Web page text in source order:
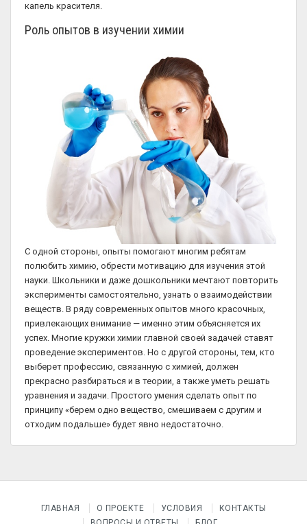
капель красителя.
Роль опытов в изучении химии
С одной стороны, опыты помогают многим ребятам
полюбить химию, обрести мотивацию для изучения этой
науки. Школьники и даже дошкольники мечтают повторить
эксперименты самостоятельно, узнать о взаимодействии
веществ. В ряду современных опытов много красочных,
привлекающих внимание — именно этим объясняется их
успех. Многие кружки химии главной своей задачей ставят
проведение экспериментов. Но с другой стороны, тем, кто
выберет профессию, связанную с химией, должен
прекрасно разбираться и в теории, а также уметь решать
уравнения и задачи. Простого умения сделать опыт по
принципу «берем одно вещество, смешиваем с другим и
отходим подальше» будет явно недостаточно.
ГЛАВНАЯ О ПРОЕКТЕ УСЛОВИЯ
КОНТАКТЫ